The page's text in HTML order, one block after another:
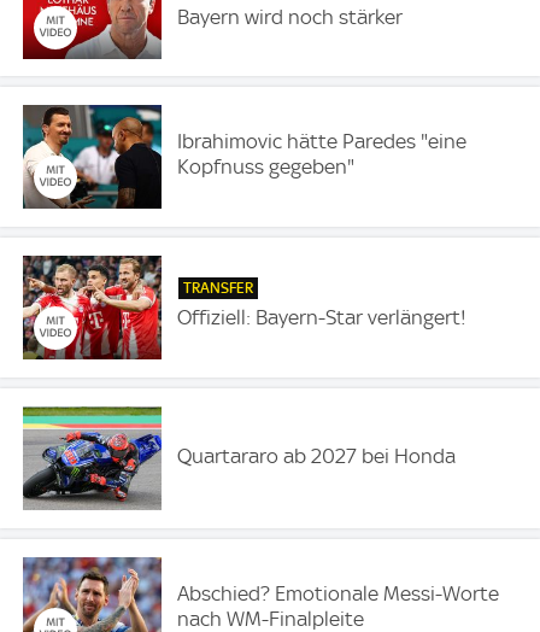
Bayern wird noch stärker
Ibrahimovic hätte Paredes "eine
Kopfnuss gegeben"
TRANSFER
Offiziell: Bayern-Star verlängert!
Quartararo ab 2027 bei Honda
Abschied? Emotionale Messi-Worte
nach WM-Finalpleite